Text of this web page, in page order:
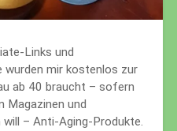
Links und
wurden mir kostenlos zur
ab 40 braucht – sofern
Magazinen und
– Anti-Aging-Produkte.